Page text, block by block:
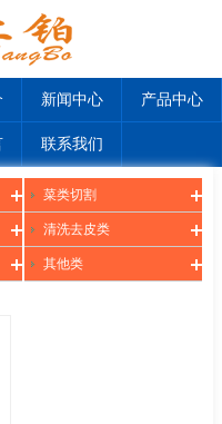
新闻中心 产品中心
联系我们
菜类切割
清洗去皮类
其他类